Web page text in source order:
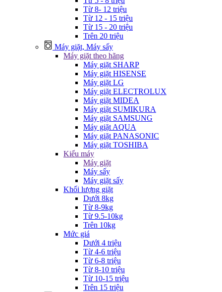
Từ 8- 12 triệu
Từ 12 - 15 triệu
Từ 15 - 20 triệu
Trên 20 triệu
Máy giặt, Máy sấy
Máy giặt theo hãng
Máy giặt SHARP
Máy giặt HISENSE
Máy giặt LG
Máy giặt ELECTROLUX
Máy giặt MIDEA
Máy giặt SUMIKURA
Máy giặt SAMSUNG
Máy giặt AQUA
Máy giặt PANASONIC
Máy giặt TOSHIBA
Kiểu máy
Máy giặt
Máy sấy
Máy giặt sấy
Khối lượng giặt
Dưới 8kg
Từ 8-9kg
Từ 9.5-10kg
Trên 10kg
Mức giá
Dưới 4 triệu
Từ 4-6 triệu
Từ 6-8 triệu
Từ 8-10 triệu
Từ 10-15 triệu
Trên 15 triệu